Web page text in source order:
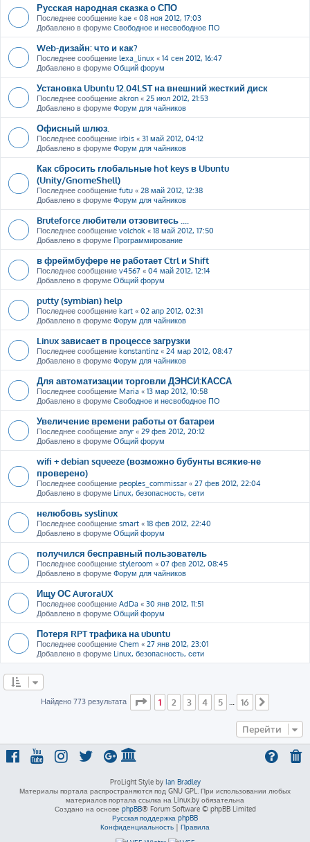
Русская народная сказка о СПО
Последнее сообщение kae « 08 ноя 2012, 17:03
Добавлено в форуме Свободное и несвободное ПО
Web-дизайн: что и как?
Последнее сообщение lexa_linux « 14 сен 2012, 16:47
Добавлено в форуме Общий форум
Установка Ubuntu 12.04LST на внешний жесткий диск
Последнее сообщение akron « 25 июл 2012, 21:53
Добавлено в форуме Форум для чайников
Офисный шлюз.
Последнее сообщение irbis « 31 май 2012, 04:12
Добавлено в форуме Форум для чайников
Как сбросить глобальные hot keys в Ubuntu
(Unity/GnomeShell)
Последнее сообщение futu « 28 май 2012, 12:38
Добавлено в форуме Форум для чайников
Bruteforce любители отзовитесь ....
Последнее сообщение volchok « 18 май 2012, 17:50
Добавлено в форуме Программирование
в фреймбуфере не работает Ctrl и Shift
Последнее сообщение v4567 « 04 май 2012, 12:14
Добавлено в форуме Общий форум
putty (symbian) help
Последнее сообщение kart « 02 апр 2012, 02:31
Добавлено в форуме Форум для чайников
Linux зависает в процессе загрузки
Последнее сообщение konstantinz « 24 мар 2012, 08:47
Добавлено в форуме Форум для чайников
Для автоматизации торговли ДЭНСИ:КАССА
Последнее сообщение Maria « 13 мар 2012, 10:58
Добавлено в форуме Свободное и несвободное ПО
Увеличение времени работы от батареи
Последнее сообщение anyr « 29 фев 2012, 20:12
Добавлено в форуме Общий форум
wifi + debian squeeze (возможно бубунты всякие-не
проверено)
Последнее сообщение peoples_commissar « 27 фев 2012, 22:04
Добавлено в форуме Linux, безопасность, сети
нелюбовь syslinux
Последнее сообщение smart « 18 фев 2012, 22:40
Добавлено в форуме Общий форум
получился бесправный пользователь
Последнее сообщение styleroom « 07 фев 2012, 08:45
Добавлено в форуме Форум для чайников
Ищу ОС AuroraUX
Последнее сообщение AdDa « 30 янв 2012, 11:51
Добавлено в форуме Общий форум
Потеря RPT трафика на ubuntu
Последнее сообщение Chem « 27 янв 2012, 23:01
Добавлено в форуме Linux, безопасность, сети
Найдено 773 результата Страница из 16
1 2 3 4 5 16
Перейти
ProLight Style by Ian Bradley
Материалы портала распространяются под GNU GPL. При использовании любых
материалов портала ссылка на Linux.by обязательна
Создано на основе phpBB® Forum Software © phpBB Limited
Русская поддержка phpBB
Конфиденциальность | Правила